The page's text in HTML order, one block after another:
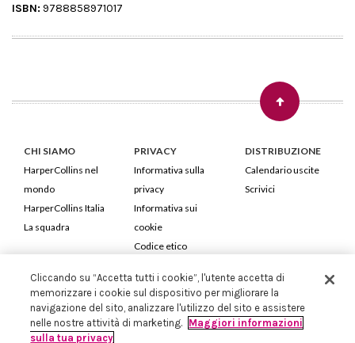
ISBN: 9788858971017
CHI SIAMO
HarperCollins nel
mondo
HarperCollins Italia
La squadra
PRIVACY
Informativa sulla
privacy
Informativa sui
cookie
Codice etico
DISTRIBUZIONE
Calendario uscite
Scrivici
HarperCollins Italia S.p.A. Viale Monte Nero, 84 - 20135 Milano
Cod. Fiscale e P.IVA 05946780151 - Capitale Sociale 258.250 €
Iscritta in Milano al Registro delle imprese nr.198004 e REA nr.1051898
Cliccando su “Accetta tutti i cookie”, l'utente accetta di
memorizzare i cookie sul dispositivo per migliorare la
navigazione del sito, analizzare l'utilizzo del sito e assistere
nelle nostre attività di marketing. Maggiori informazioni
sulla tua privacy